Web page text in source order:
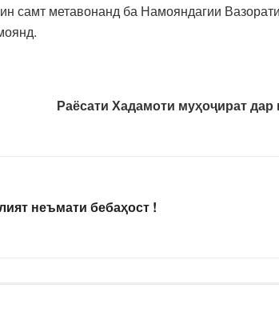
самт метавонанд ба Намояндагии
Раёсати Хадамоти муҳоҷират дар
неъмати бебаҳост !